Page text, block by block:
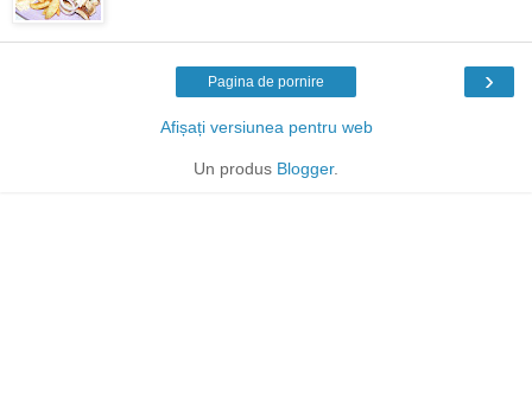
›
Pagina de pornire
Afișați versiunea pentru web
Un produs Blogger.